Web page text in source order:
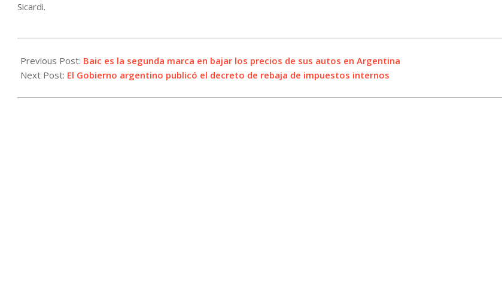
Sicardi.
01-
30
Previous Post: Baic es la segunda marca en bajar los precios de sus autos en Argentina
Next Post: El Gobierno argentino publicó el decreto de rebaja de impuestos internos